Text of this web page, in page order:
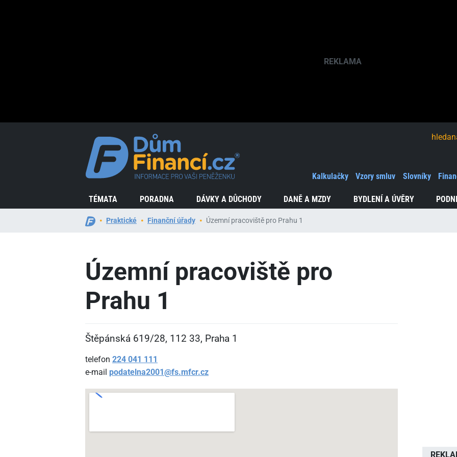
TÉMATA PORADNA DÁVKY A DŮCHODY DANĚ A MZDY BYDLENÍ A ÚVĚRY
Kalkulačky Vzory smluv Slovníky
Praktické Finanční úřady Územní pracoviště pro Prahu 1
Územní pracoviště pro
Prahu 1
Štěpánská 619/28, 112 33, Praha 1
telefon 224 041 111
e-mail podatelna2001@fs.mfcr.cz